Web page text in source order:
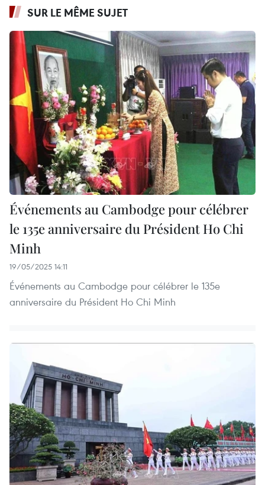
SUR LE MÊME SUJET
Événements au Cambodge pour célébrer
le 135e anniversaire du Président Ho Chi
Minh
19/05/2025 14:11
Événements au Cambodge pour célébrer le 135e
anniversaire du Président Ho Chi Minh